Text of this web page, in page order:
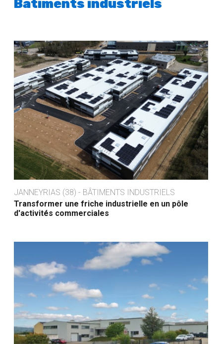
Bâtiments industriels
JANNEYRIAS (38) - BÂTIMENTS INDUSTRIELS
Transformer une friche industrielle en un pôle
d'activités commerciales